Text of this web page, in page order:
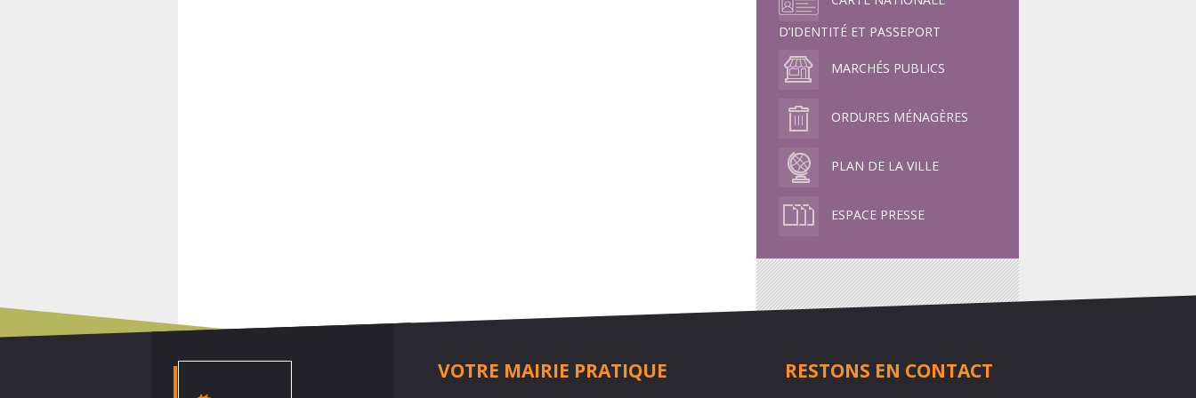
D’IDENTITÉ ET PASSEPORT
MARCHÉS PUBLICS
ORDURES MÉNAGÈRES
PLAN DE LA VILLE
ESPACE PRESSE
VOTRE MAIRIE PRATIQUE RESTONS EN CONTACT